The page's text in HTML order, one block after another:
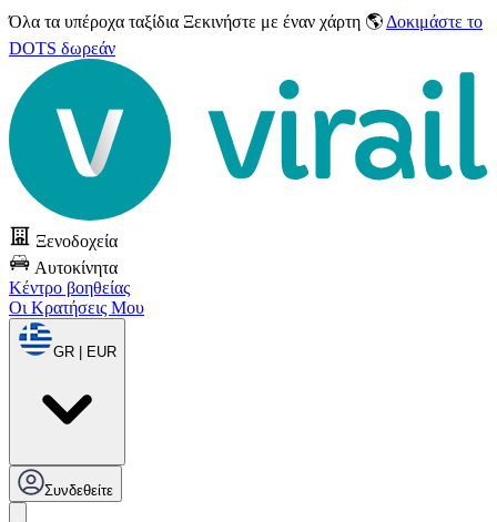
Όλα τα υπέροχα ταξίδια Ξεκινήστε με έναν χάρτη 🌎 Δοκιμάστε το
DOTS δωρεάν
Ξενοδοχεία
Αυτοκίνητα
Κέντρο βοηθείας
Οι Κρατήσεις Μου
GR | EUR
Συνδεθείτε